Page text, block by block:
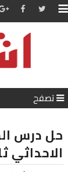

تصفح
حل درس
الاحداثي